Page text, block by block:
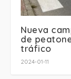
Nueva
de
tráfico
2024-01-11